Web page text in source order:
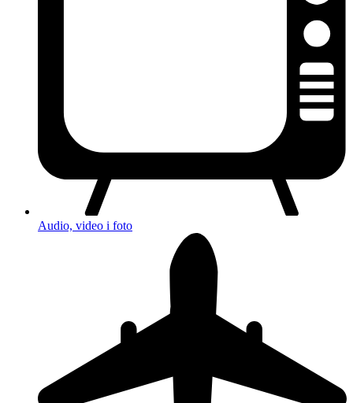
Audio, video i foto